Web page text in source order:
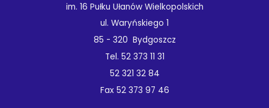
im. 16 Pułku Ułanów Wielkopolskich
ul. Waryńskiego 1
85 - 320 Bydgoszcz
Tel. 52 373 11 31
52 321 32 84
Fax 52 373 97 46